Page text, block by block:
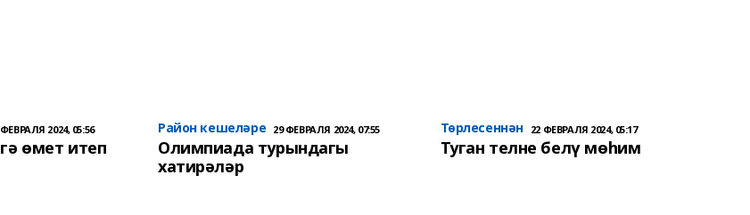
2024, 05:56
өмет итеп
Район кешеләре 29 ФЕВРАЛЯ 2024, 07:55
Олимпиада турындагы
хатирәләр
Төрлесеннән 22 ФЕВРАЛЯ 2024, 05:17
Туган телне белү мөһим